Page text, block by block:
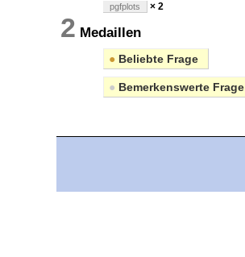
pgfplots × 2
2 Medaillen
● Beliebte Frage
● Bemerkenswerte Frage